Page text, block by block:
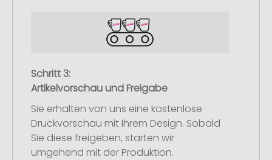
Schritt 3:
Artikelvorschau und Freigabe
Sie erhalten von uns eine kostenlose
Druckvorschau mit Ihrem Design. Sobald
Sie diese freigeben, starten wir
umgehend mit der Produktion.